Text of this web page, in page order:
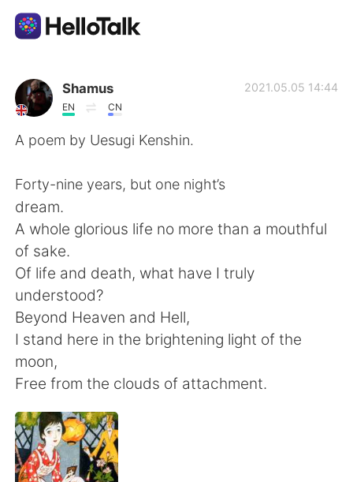
Dil Değişimi Uygulaması
AI Grammar Checker
English 简体中文
繁體中文 Español
العربية Français
Deutsch
ไทย
Italiano
Shamus
EN CN
2021.05.05 14:44
A poem by Uesugi Kenshin.
Forty-nine years, but one night’s
dream.
A whole glorious life no more than a mouthful
of sake.
Of life and death, what have I truly
understood?
Beyond Heaven and Hell,
I stand here in the brightening light of the
moon,
Free from the clouds of attachment.